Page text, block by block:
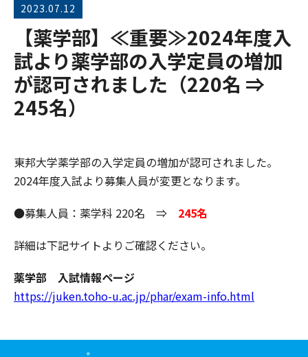
2023.07.12
【薬学部】≪重要≫2024年度入
試より薬学部の入学定員の増加
が認可されました（220名 ⇒
245名）
東邦大学薬学部の入学定員の増加が認可されました。
2024年度入試より募集人員が変更となります。
●募集人員：薬学科 220名 ⇒ 245名
詳細は下記サイトよりご確認ください。
薬学部 入試情報ページ
https://juken.toho-u.ac.jp/phar/exam-info.html